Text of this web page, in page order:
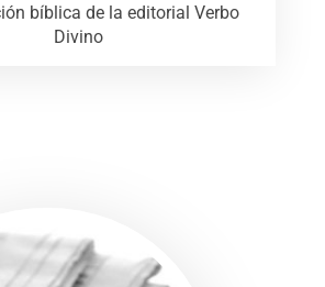
bíblica de la editorial Verbo
Divino